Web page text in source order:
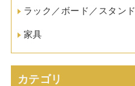
ラック／ボード／スタンド
家具
カテゴリ